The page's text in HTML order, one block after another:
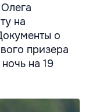
на
о
призера
на 19